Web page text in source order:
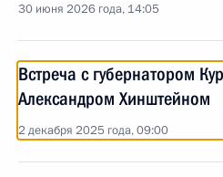
30 июня 2026 года, 14:05
Встреча с губернатором
Александром Хинштейном
2 декабря 2025 года, 09:00